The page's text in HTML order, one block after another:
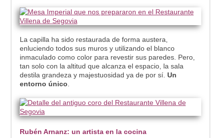
La capilla ha sido restaurada de forma austera,
enluciendo todos sus muros y utilizando el blanco
inmaculado como color para revestir sus paredes. Pero,
tan solo con la altitud que alcanza el espacio, la sala
destila grandeza y majestuosidad ya de por sí. Un
entorno único
Rubén Arnanz: un artista en la cocina